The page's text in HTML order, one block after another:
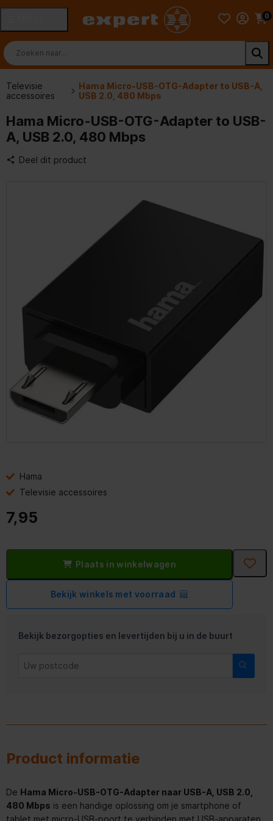
0
Televisie
accessoires
Hama Micro-USB-OTG-Adapter to USB-A,
USB 2.0, 480 Mbps
Hama Micro-USB-OTG-Adapter to USB-
A, USB 2.0, 480 Mbps
Deel dit product
Hama
Televisie accessoires
7,95
Plaats in winkelwagen
Bekijk winkels met voorraad
Bekijk bezorgopties en levertijden bij u in de buurt
Product informatie
De Hama Micro-USB-OTG-Adapter naar USB-A, USB 2.0,
480 Mbps is een handige oplossing om je smartphone of
tablet met micro-USB-poort te verbinden met USB-apparaten